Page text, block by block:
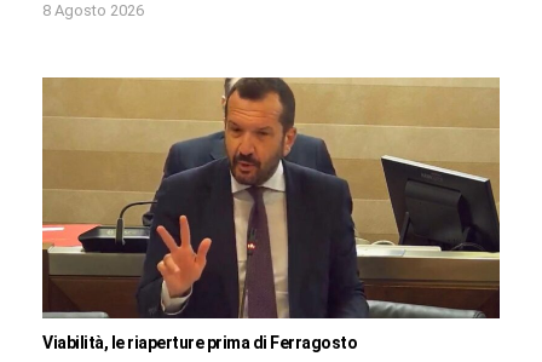
8 Agosto 2026
Viabilità, le riaperture prima di Ferragosto